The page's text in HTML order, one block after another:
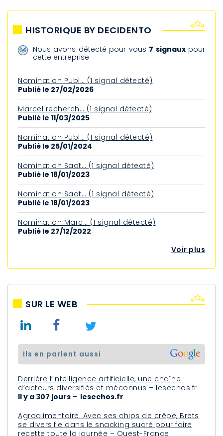
HISTORIQUE BY DECIDENTO
Nous avons détecté pour vous 7 signauxpour
cette entreprise
Nomination Publ… (1 signal détecté)
Publié le 27/02/2026
Marcel recherch… (1 signal détecté)
Publié le 11/03/2025
Nomination Publ… (1 signal détecté)
Publié le 25/01/2024
Nomination Saat… (1 signal détecté)
Publié le 18/01/2023
Nomination Saat… (1 signal détecté)
Publié le 18/01/2023
Nomination Marc… (1 signal détecté)
Publié le 27/12/2022
Voir plus
SUR LE WEB
ils en parlent aussi
Derrière l’intelligence artificielle, une chaîne
d’acteurs diversifiés et méconnus – lesechos.fr
Il y a 307 jours – lesechos.fr
Agroalimentaire. Avec ses chips de crêpe, Brets
se diversifie dans le snacking sucré pour faire
recette toute la journée – Ouest-France